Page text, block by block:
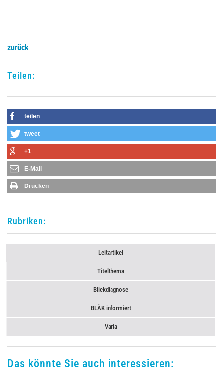
zurück
Teilen:
teilen
tweet
+1
E-Mail
Drucken
Rubriken:
Leitartikel
Titelthema
Blickdiagnose
BLÄK informiert
Varia
Das könnte Sie auch interessieren: